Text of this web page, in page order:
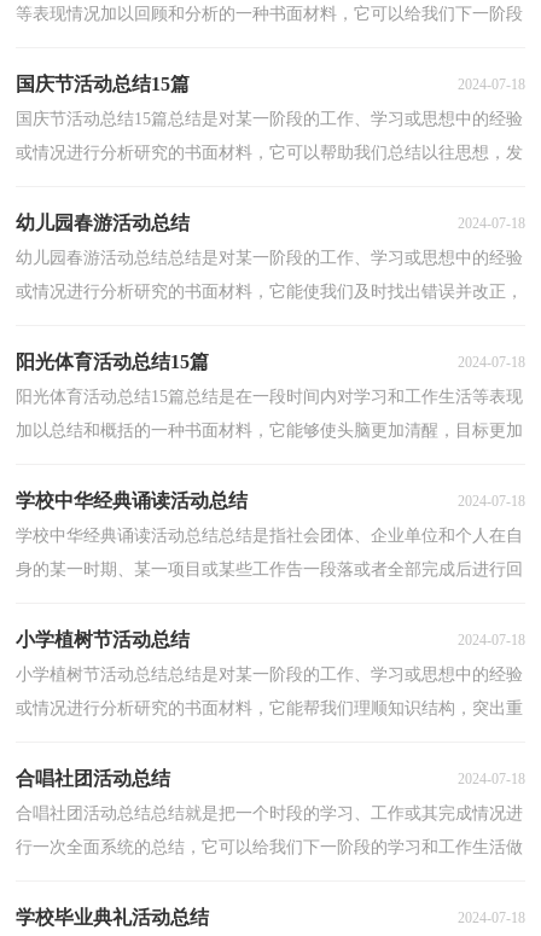
等表现情况加以回顾和分析的一种书面材料，它可以给我们下一阶段
国庆节活动总结15篇 2024-07-18
国庆节活动总结15篇总结是对某一阶段的工作、学习或思想中的经验
或情况进行分析研究的书面材料，它可以帮助我们总结以往思想，发
幼儿园春游活动总结 2024-07-18
幼儿园春游活动总结总结是对某一阶段的工作、学习或思想中的经验
或情况进行分析研究的书面材料，它能使我们及时找出错误并改正，
阳光体育活动总结15篇 2024-07-18
阳光体育活动总结15篇总结是在一段时间内对学习和工作生活等表现
加以总结和概括的一种书面材料，它能够使头脑更加清醒，目标更加
学校中华经典诵读活动总结 2024-07-18
学校中华经典诵读活动总结总结是指社会团体、企业单位和个人在自
身的某一时期、某一项目或某些工作告一段落或者全部完成后进行回
小学植树节活动总结 2024-07-18
小学植树节活动总结总结是对某一阶段的工作、学习或思想中的经验
或情况进行分析研究的书面材料，它能帮我们理顺知识结构，突出重
合唱社团活动总结 2024-07-18
合唱社团活动总结总结就是把一个时段的学习、工作或其完成情况进
行一次全面系统的总结，它可以给我们下一阶段的学习和工作生活做
学校毕业典礼活动总结 2024-07-18